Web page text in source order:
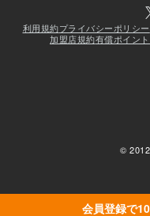
会員登録で